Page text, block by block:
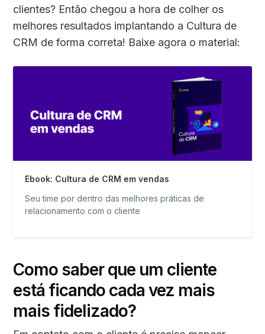
clientes? Então chegou a hora de colher os
melhores resultados implantando a Cultura de
CRM de forma correta! Baixe agora o material:
Ebook: Cultura de CRM em vendas
Seu time por dentro das melhores práticas de
relacionamento com o cliente
Como saber que um cliente
está ficando cada vez mais
mais fidelizado?